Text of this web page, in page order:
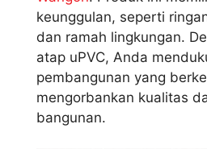
keunggulan, seperti
dan ramah lingkungan.
atap uPVC, Anda
pembangunan yang
mengorbankan kualitas
bangunan.